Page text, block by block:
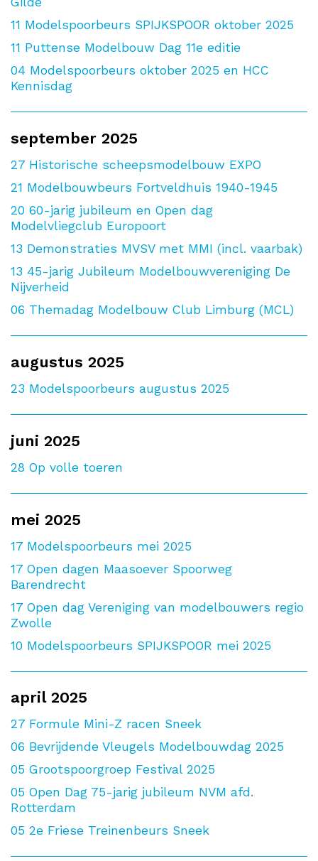
11 Modelspoorbeurs SPIJKSPOOR oktober 2025
11 Puttense Modelbouw Dag 11e editie
04 Modelspoorbeurs oktober 2025 en HCC
Kennisdag
september 2025
27 Historische scheepsmodelbouw EXPO
21 Modelbouwbeurs Fortveldhuis 1940-1945
20 60-jarig jubileum en Open dag
Modelvliegclub Europoort
13 Demonstraties MVSV met MMI (incl. vaarbak)
13 45-jarig Jubileum Modelbouwvereniging De
Nijverheid
06 Themadag Modelbouw Club Limburg (MCL)
augustus 2025
23 Modelspoorbeurs augustus 2025
juni 2025
28 Op volle toeren
mei 2025
17 Modelspoorbeurs mei 2025
17 Open dagen Maasoever Spoorweg
Barendrecht
17 Open dag Vereniging van modelbouwers regio
Zwolle
10 Modelspoorbeurs SPIJKSPOOR mei 2025
april 2025
27 Formule Mini-Z racen Sneek
06 Bevrijdende Vleugels Modelbouwdag 2025
05 Grootspoorgroep Festival 2025
05 Open Dag 75-jarig jubileum NVM afd.
Rotterdam
05 2e Friese Treinenbeurs Sneek